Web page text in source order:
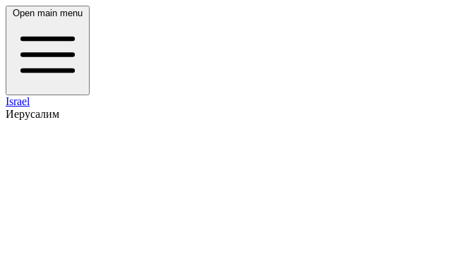
Open main menu
Israel
Иерусалим